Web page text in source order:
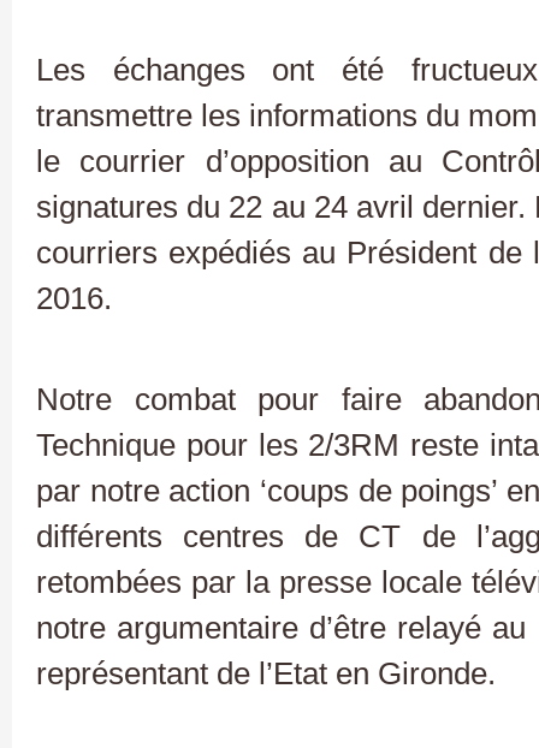
Les échanges ont été
transmettre les informations du
le courrier d’opposition au
signatures du 22 au 24 avril
courriers expédiés au Président de
2016.
Notre combat pour faire
Technique pour les 2/3RM reste
par notre action ‘coups de poings’
différents centres de CT de
retombées par la presse locale
notre argumentaire d’être relayé
représentant de l’Etat en Gironde.